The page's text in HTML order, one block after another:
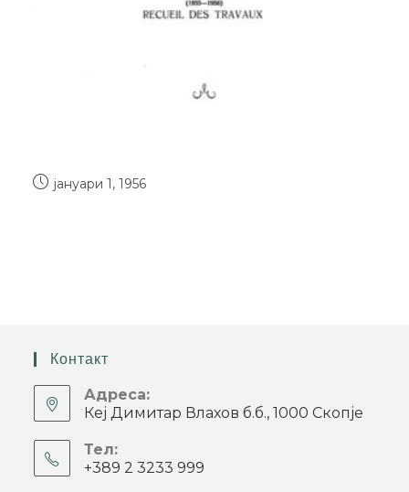
јануари 1, 1956
Контакт
Адреса:
Кеј Димитар Влахов б.б., 1000 Скопје
Тел:
+389 2 3233 999